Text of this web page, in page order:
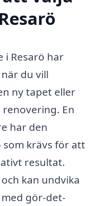
i Resarö har
du vill
ny tapet eller
En
har den
krävs för att
resultat.
kan undvika
gör-det-